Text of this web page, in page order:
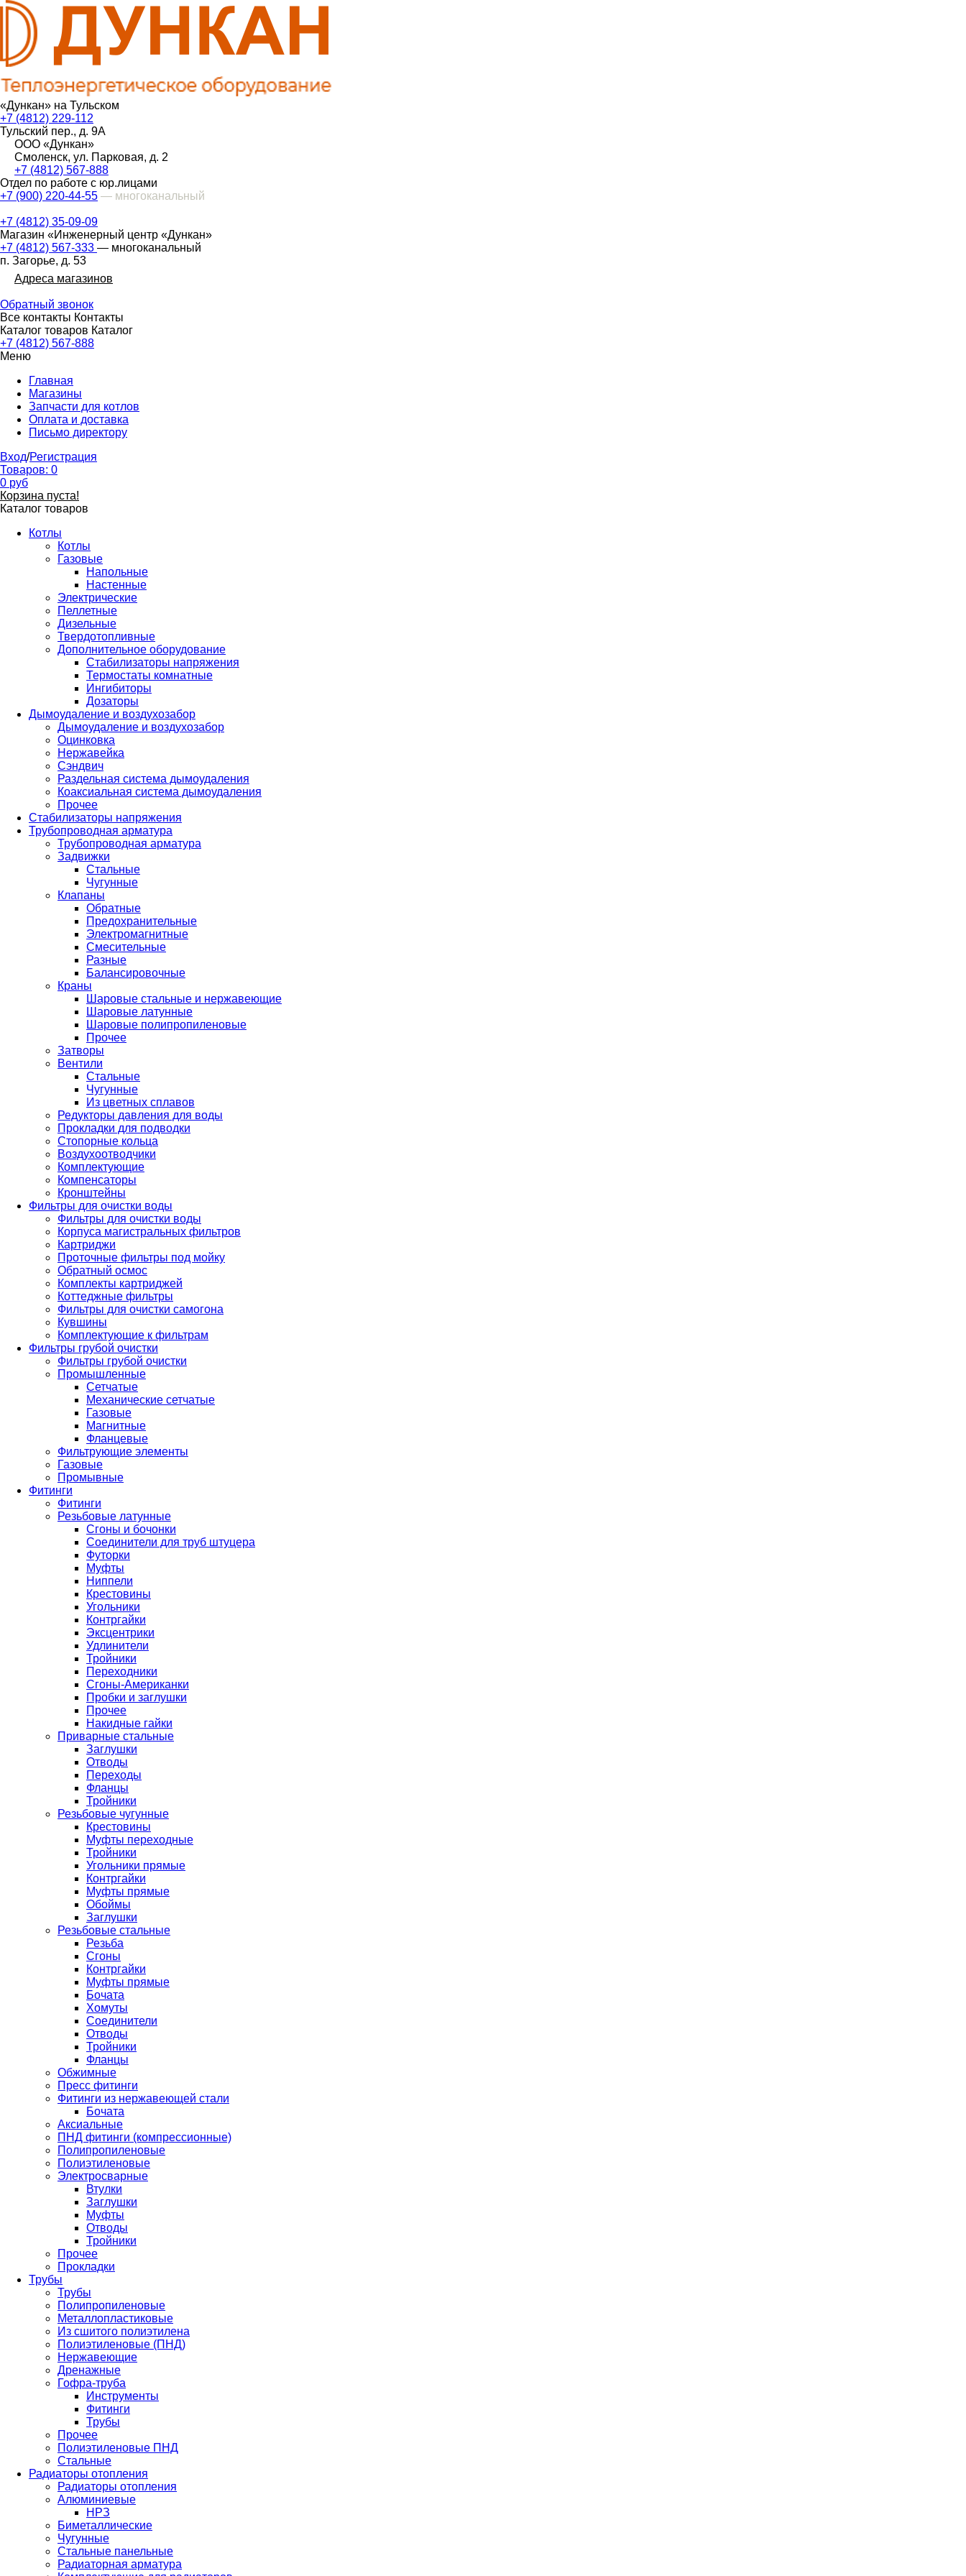
«Дункан» на Тульском
+7 (4812) 229-112
Тульский пер., д. 9А
ООО «Дункан»
Смоленск, ул. Парковая, д. 2
+7 (4812) 567-888
Отдел по работе с юр.лицами
+7 (900) 220-44-55 — многоканальный
+7 (4812) 35-09-09
Магазин «Инженерный центр «Дункан»
+7 (4812) 567-333 — многоканальный
п. Загорье, д. 53
Адреса магазинов
Обратный звонок
Все контакты Контакты
Каталог товаров Каталог
+7 (4812) 567-888
Меню
Главная
Магазины
Запчасти для котлов
Оплата и доставка
Письмо директору
Вход/Регистрация
Товаров: 0
0 руб
Корзина пуста!
Каталог товаров
Котлы
Котлы
Газовые
Напольные
Настенные
Электрические
Пеллетные
Дизельные
Твердотопливные
Дополнительное оборудование
Стабилизаторы напряжения
Термостаты комнатные
Ингибиторы
Дозаторы
Дымоудаление и воздухозабор
Дымоудаление и воздухозабор
Оцинковка
Нержавейка
Сэндвич
Раздельная система дымоудаления
Коаксиальная система дымоудаления
Прочее
Стабилизаторы напряжения
Трубопроводная арматура
Трубопроводная арматура
Задвижки
Стальные
Чугунные
Клапаны
Обратные
Предохранительные
Электромагнитные
Смесительные
Разные
Балансировочные
Краны
Шаровые стальные и нержавеющие
Шаровые латунные
Шаровые полипропиленовые
Прочее
Затворы
Вентили
Стальные
Чугунные
Из цветных сплавов
Редукторы давления для воды
Прокладки для подводки
Стопорные кольца
Воздухоотводчики
Комплектующие
Компенсаторы
Кронштейны
Фильтры для очистки воды
Фильтры для очистки воды
Корпуса магистральных фильтров
Картриджи
Проточные фильтры под мойку
Обратный осмос
Комплекты картриджей
Коттеджные фильтры
Фильтры для очистки самогона
Кувшины
Комплектующие к фильтрам
Фильтры грубой очистки
Фильтры грубой очистки
Промышленные
Сетчатые
Механические сетчатые
Газовые
Магнитные
Фланцевые
Фильтрующие элементы
Газовые
Промывные
Фитинги
Фитинги
Резьбовые латунные
Сгоны и бочонки
Соединители для труб штуцера
Футорки
Муфты
Ниппели
Крестовины
Угольники
Контргайки
Эксцентрики
Удлинители
Тройники
Переходники
Сгоны-Американки
Пробки и заглушки
Прочее
Накидные гайки
Приварные стальные
Заглушки
Отводы
Переходы
Фланцы
Тройники
Резьбовые чугунные
Крестовины
Муфты переходные
Тройники
Угольники прямые
Контргайки
Муфты прямые
Обоймы
Заглушки
Резьбовые стальные
Резьба
Сгоны
Контргайки
Муфты прямые
Бочата
Хомуты
Соединители
Отводы
Тройники
Фланцы
Обжимные
Пресс фитинги
Фитинги из нержавеющей стали
Бочата
Аксиальные
ПНД фитинги (компрессионные)
Полипропиленовые
Полиэтиленовые
Электросварные
Втулки
Заглушки
Муфты
Отводы
Тройники
Прочее
Прокладки
Трубы
Трубы
Полипропиленовые
Металлопластиковые
Из сшитого полиэтилена
Полиэтиленовые (ПНД)
Нержавеющие
Дренажные
Гофра-труба
Инструменты
Фитинги
Трубы
Прочее
Полиэтиленовые ПНД
Стальные
Радиаторы отопления
Радиаторы отопления
Алюминиевые
НРЗ
Биметаллические
Чугунные
Стальные панельные
Радиаторная арматура